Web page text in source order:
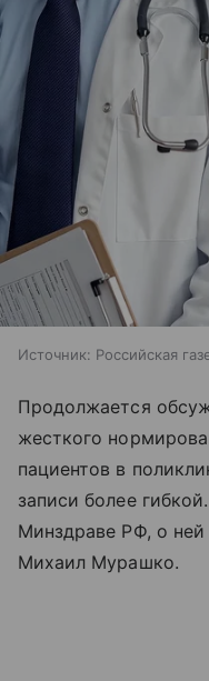
Источник: Российская
Продолжается
жесткого
пациентов в
записи более
Минздраве РФ, о ней
Михаил Мурашко.